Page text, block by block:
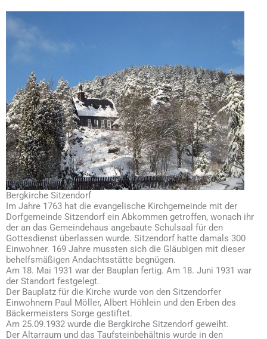
Bergkirche Sitzendorf
Im Jahre 1763 hat die evangelische Kirchgemeinde mit der
Dorfgemeinde Sitzendorf ein Abkommen getroffen, wonach ihr
der an das Gemeindehaus angebaute Schulsaal für den
Gottesdienst überlassen wurde. Sitzendorf hatte damals 300
Einwohner. 169 Jahre mussten sich die Gläubigen mit dieser
behelfsmäßigen Andachtsstätte begnügen.
Am 18. Mai 1931 war der Bauplan fertig. Am 18. Juni 1931 war
der Standort festgelegt.
Der Bauplatz für die Kirche wurde von den Sitzendorfer
Einwohnern Paul Möller, Albert Höhlein und den Erben des
Bäckermeisters Sorge gestiftet.
Am 25.09.1932 wurde die Bergkirche Sitzendorf geweiht.
Der Altarraum und das Taufsteinbehältnis wurde in den